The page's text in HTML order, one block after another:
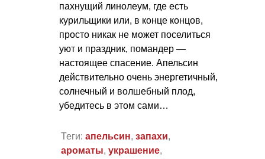
пахнущий линолеум, где есть
курильщики или, в конце концов,
просто никак не может поселиться
уют и праздник, помандер —
настоящее спасение. Апельсин
действительно очень энергетичный,
солнечный и волшебный плод,
убедитесь в этом сами…
Теги: апельсин, запахи,
ароматы, украшение,